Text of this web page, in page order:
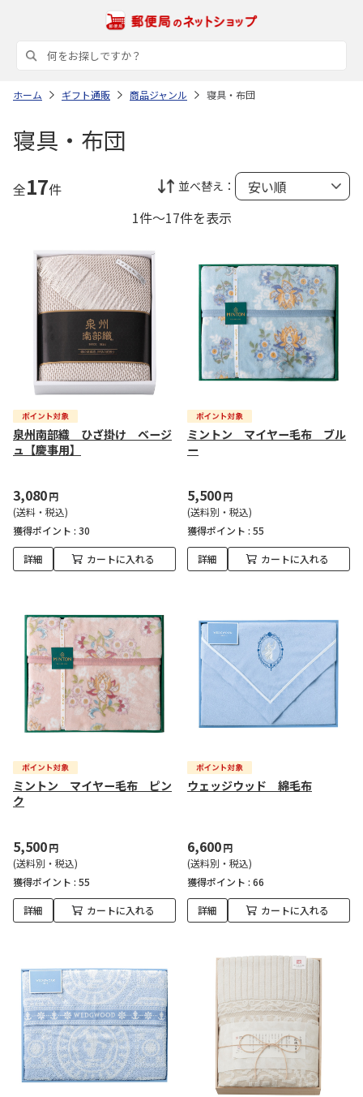
ホーム ギフト通販 商品ジャンル 寝具・布団
寝具・布団
全17件 並べ替え：
1件～17件を表示
泉州南部織 ひざ掛け ベージ
ュ【慶事用】
3,080円
(送料・税込)
獲得ポイント : 30
詳細 カートに入れる
ミントン マイヤー毛布 ブル
ー
5,500円
(送料別・税込)
獲得ポイント : 55
詳細 カートに入れる
ミントン マイヤー毛布 ピン
ク
5,500円
(送料別・税込)
獲得ポイント : 55
詳細 カートに入れる
ウェッジウッド 綿毛布
6,600円
(送料別・税込)
獲得ポイント : 66
詳細 カートに入れる